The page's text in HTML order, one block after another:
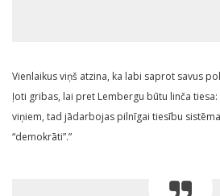
Vienlaikus viņš atzina, ka labi saprot savus
ļoti gribas, lai pret Lembergu būtu linča
viņiem, tad jādarbojas pilnīgai tiesību
“demokrāti”.”